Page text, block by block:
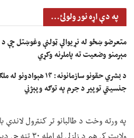
په دې اړه نور ولولئ...
متعرضو ښځو له نړیوالې ټولنې وغوښتل چې د
مېرمنو وضعیت ته پاملرنه وکړي
د بشري حقونو سازمانونه:
جنسیتي توپير د جرم په توګه وپېژني
په ورته وخت د طالبانو تر کنټرول لاندې